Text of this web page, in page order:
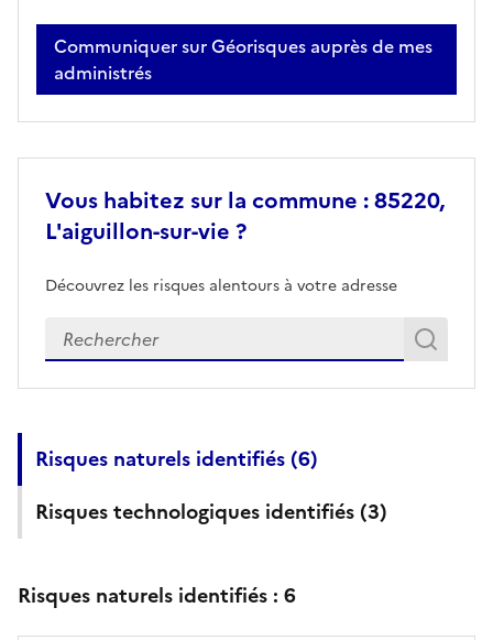
Communiquer sur Géorisques auprès de mes
administrés
Vous habitez sur la commune : 85220,
L'aiguillon-sur-vie ?
Découvrez les risques alentours à votre adresse
Veuillez renseigner votre adresse exacte
Risques naturels identifiés (6)
Risques technologiques identifiés (3)
Risques naturels identifiés : 6